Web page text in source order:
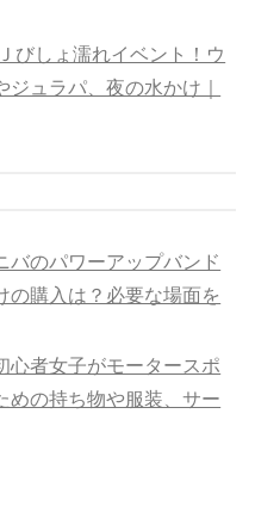
びしょ濡れイベント！ウ
ジュラパ、夜の水かけ｜
バのパワーアップバンド
の購入は？必要な場面を
心者女子がモータースポ
めの持ち物や服装、サー